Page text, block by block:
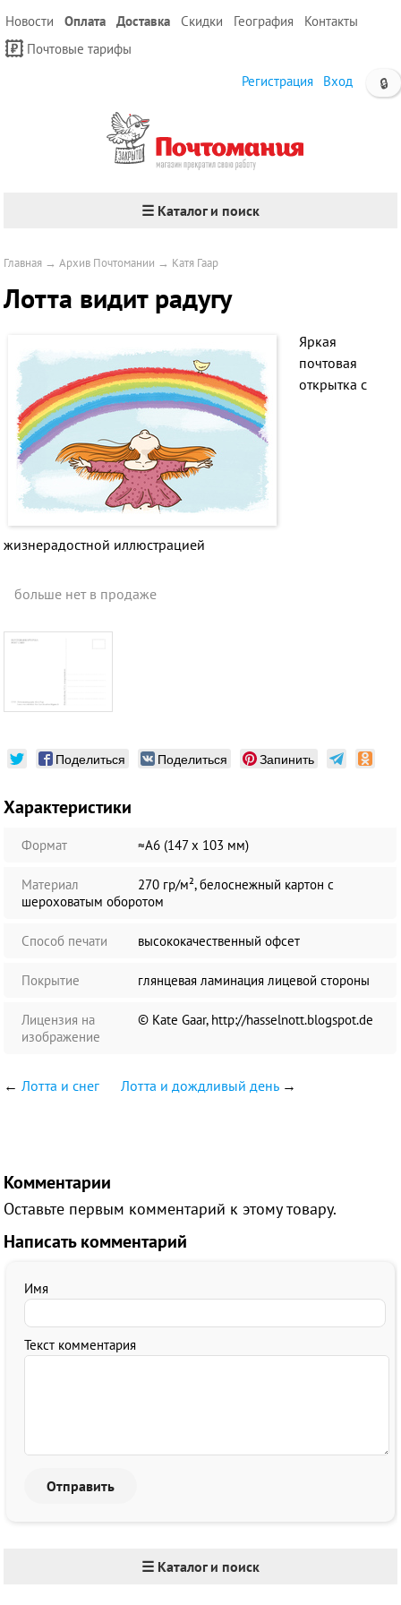
Новости Оплата Доставка Скидки География
Контакты
Почтовые тарифы
🔒
Регистрация Вход
☰ Каталог и поиск
Главная →Архив Почтомании → Катя Гаар
Лотта видит радугу
Яркая
почтовая
открытка с
жизнерадостной иллюстрацией
больше нет в продаже
Поделиться Поделиться Запинить
Характеристики
Формат ≈А6 (147 х 103 мм)
Материал
270 гр/м², белоснежный картон с
шероховатым оборотом
Способ печати высококачественный офсет
Покрытие глянцевая ламинация лицевой стороны
Лицензия на
изображение
© Kate Gaar, http://hasselnott.blogspot.de
←Лотта и снег Лотта и дождливый день→
Комментарии
Оставьте первым комментарий к этому товару.
Написать комментарий
Имя
Текст комментария
☰ Каталог и поиск